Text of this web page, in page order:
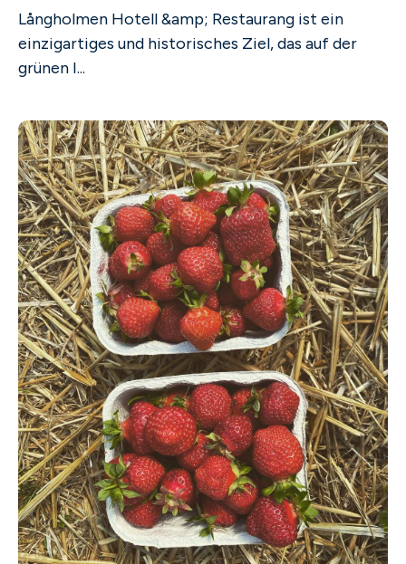
Långholmen Hotell &amp; Restaurang ist ein
einzigartiges und historisches Ziel, das auf der
grünen I...